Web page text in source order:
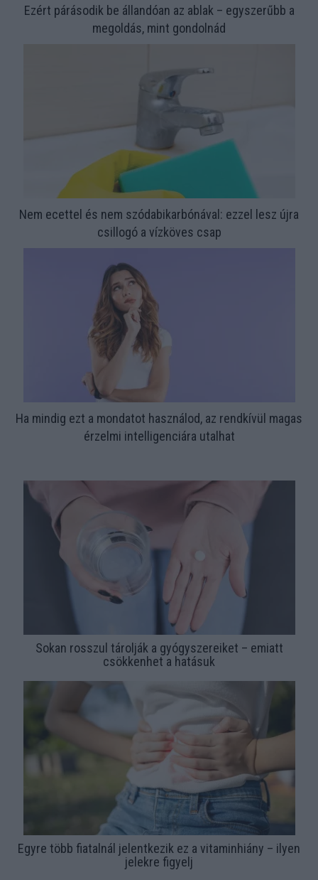
Ezért párásodik be állandóan az ablak – egyszerűbb a
megoldás, mint gondolnád
Nem ecettel és nem szódabikarbónával: ezzel lesz újra
csillogó a vízköves csap
Ha mindig ezt a mondatot használod, az rendkívül magas
érzelmi intelligenciára utalhat
Sokan rosszul tárolják a gyógyszereiket – emiatt
csökkenhet a hatásuk
Egyre több fiatalnál jelentkezik ez a vitaminhiány – ilyen
jelekre figyelj